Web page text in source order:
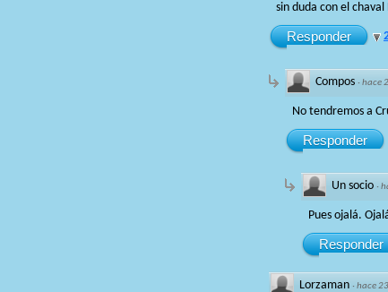
sin duda con el
Responder
Compos ·hace
No tendremos a
Responder
Un socio ·
Pues ojalá.
Responder
Lorzaman ·hace